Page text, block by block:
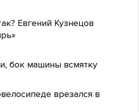
Евгений Кузнецов
бок машины всмятку
врезался в